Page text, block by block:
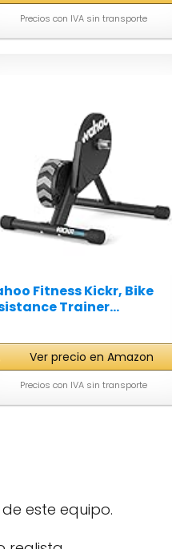
Precios con IVA sin transporte
Fitness Kickr, Bike
Trainer...
Ver precio en Amazon
Precios con IVA sin transporte
este equipo.